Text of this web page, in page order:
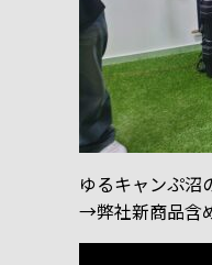
ゆるキャンぷ沼
→弊社新商品含